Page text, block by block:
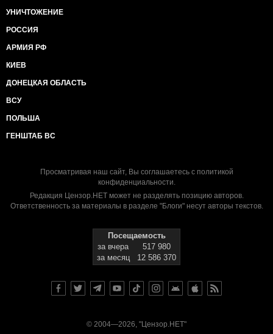
УНИЧТОЖЕНИЕ
РОССИЯ
АРМИЯ РФ
КИЕВ
ДОНЕЦКАЯ ОБЛАСТЬ
ВСУ
ПОЛЬША
ГЕНШТАБ ВС
Просматривая наш сайт, Вы соглашаетесь с политикой
конфиденциальности.
Редакция Цензор.НЕТ может не разделять позицию авторов.
Ответственность за материалы в разделе "Блоги" несут авторы текстов.
Посещаемость
за вчера
517 980
за месяц
12 586 370
© 2004—2026, "Цензор.НЕТ"